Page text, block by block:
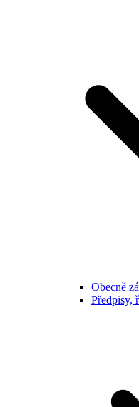
Obecně
Předpisy,